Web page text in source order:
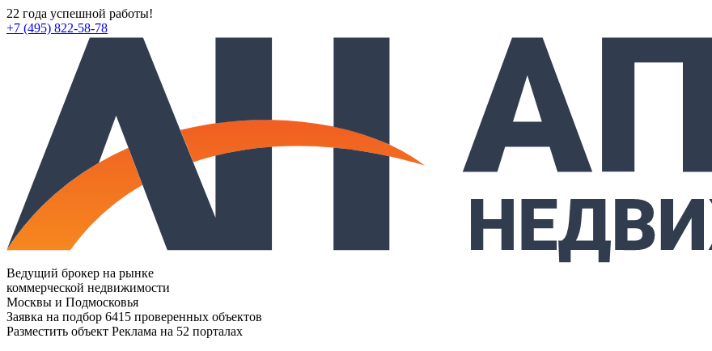
22 года успешной работы!
+7 (495) 822-58-78
Ведущий брокер на рынке
коммерческой недвижимости
Москвы и Подмосковья
Заявка на подбор 6415 проверенных объектов
Разместить объект Реклама на 52 порталах